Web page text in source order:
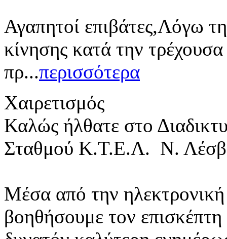
Αγαπητοί επιβάτες,Λόγω
κίνησης κατά την
πρ...περισσότερα
Χαιρετισμός
Καλώς ήλθατε στο
Σταθμού Κ.Τ.Ε.Λ. Ν.
Μέσα από την ηλεκτρονική
βοηθήσουμε τον